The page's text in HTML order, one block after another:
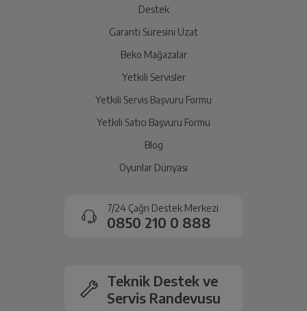
İade Talebiniz Onaylansın
Yetkili servis gerekli kontrolleri sağladıktan sonra İade
süreciniz tamamlanacaktır.
Ücretiniz İade Edilsin
gerçekleşecektir.
Destek
Garanti Süresini Uzat
Beko Mağazalar
Yetkili Servisler
Yetkili Servis Başvuru Formu
Yetkili Satıcı Başvuru Formu
Blog
Oyunlar Dünyası
7/24 Çağrı Destek Merkezi
0850 210 0 888
Teknik Destek ve
Servis Randevusu